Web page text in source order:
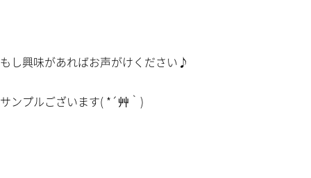
もし興味があればお声がけください♪
サンプルございます( *´艸｀)